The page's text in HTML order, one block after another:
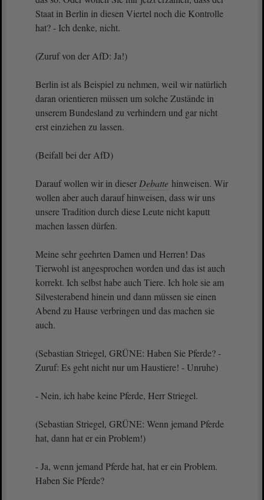
Staat in Berlin in diesen Viertel noch die Kontrolle
hat? - Ich denke, nicht.
(Zuruf von der AfD: Ja!)
Berlin ist als Beispiel zu nehmen, weil wir natürlich
daran orientieren müssen um solche Zustände in
unserem Bundesland zu verhindern und gar nicht
erst einziehen zu lassen.
(Beifall bei der AfD)
Darauf wollen wir in dieser Debatte hinweisen. Wir
wollen aber auch darauf hinweisen, dass wir uns
unsere Tradition durch diese Leute nicht kaputt
machen lassen dürfen.
Meine sehr geehrten Damen und Herren! Das
Tierwohl ist angesprochen worden und das ist auch
korrekt. Ich selbst habe auch Tiere. Ich hole sie am
Silvesterabend hinein und dann müssen sie einen
Abend zu Hause verbringen und das machen sie
auch.
(Sebastian Striegel, GRÜNE: Haben Sie Pferde? -
Zuruf: Es geht nicht nur um Haustiere! - Unruhe)
- Nein, ich habe keine Pferde, Herr Striegel.
(Sebastian Striegel, GRÜNE: Wenn jemand Pferde
hat, dann hat er ein Problem!)
- Ja, wenn jemand Pferde hat, hat er ein Problem.
Haben Sie Pferde?